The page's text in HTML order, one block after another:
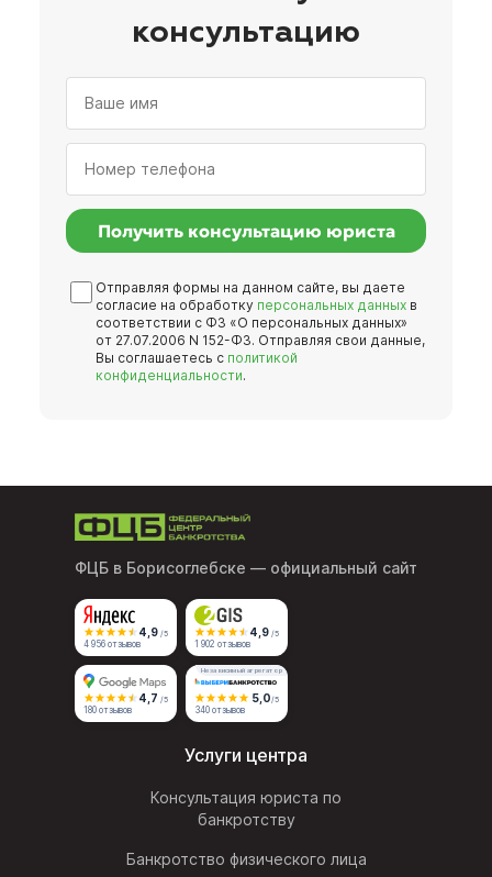
консультацию
Получить консультацию юриста
Отправляя формы на данном сайте, вы даете
согласие на обработку персональных данных в
соответствии с ФЗ «О персональных данных»
от 27.07.2006 N 152-ФЗ. Отправляя свои данные,
Вы соглашаетесь с политикой
конфиденциальности.
ФЦБ в Борисоглебске — официальный сайт
4,9 /5
4 956 отзывов
4,9 /5
1 902 отзывов
4,7 /5
180 отзывов
Независимый агрегатор
5,0/5
340 отзывов
Услуги центра
Консультация юриста по
банкротству
Банкротство физического лица